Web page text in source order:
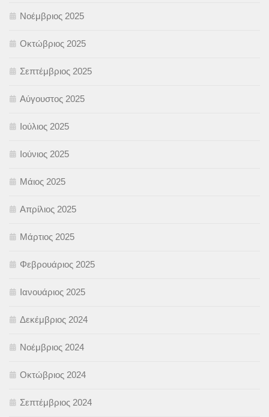
Νοέμβριος 2025
Οκτώβριος 2025
Σεπτέμβριος 2025
Αύγουστος 2025
Ιούλιος 2025
Ιούνιος 2025
Μάιος 2025
Απρίλιος 2025
Μάρτιος 2025
Φεβρουάριος 2025
Ιανουάριος 2025
Δεκέμβριος 2024
Νοέμβριος 2024
Οκτώβριος 2024
Σεπτέμβριος 2024